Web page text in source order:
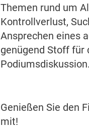
Themen rund um
Kontrollverlust,
Ansprechen eines
genügend Stoff für
Podiumsdiskussion.
Genießen Sie den
mit!